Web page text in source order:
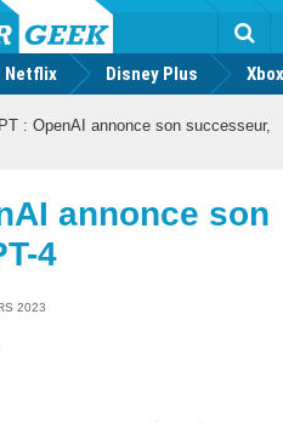
Netflix Disney Plus
: OpenAI annonce son successeur,
annonce son
4
2023
Twitter Youtube